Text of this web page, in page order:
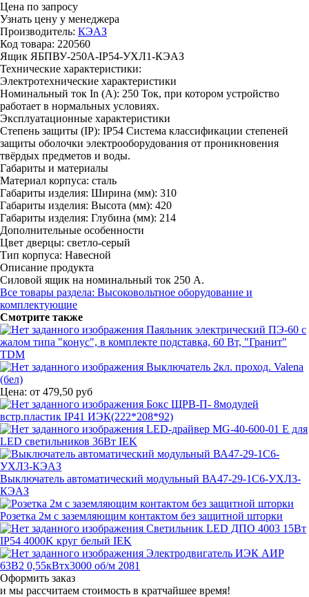
Цена по запросу
Узнать цену у менеджера
Производитель: КЭАЗ
Код товара: 220560
Ящик ЯБПВУ-250А-IP54-УХЛ1-КЭАЗ
Технические характеристики:
Электротехнические характеристики
Номинальный ток In (А): 250 Ток, при котором устройство
работает в нормальных условиях.
Эксплуатационные характеристики
Степень защиты (IP): IP54 Система классификации степеней
защиты оболочки электрооборудования от проникновения
твёрдых предметов и воды.
Габариты и материалы
Материал корпуса: сталь
Габариты изделия: Ширина (мм): 310
Габариты изделия: Высота (мм): 420
Габариты изделия: Глубина (мм): 214
Дополнительные особенности
Цвет дверцы: светло-серый
Тип корпуса: Навесной
Описание продукта
Силовой ящик на номинальный ток 250 А.
Все товары раздела: Высоковольтное оборудование и
комплектующие
Смотрите также
Паяльник электрический ПЭ-60 с
жалом типа "конус", в комплекте подставка, 60 Вт, "Гранит"
TDM
Выключатель 2кл. проход. Valena
(бел)
Цена: от 479,50 руб
Бокс ЩРВ-П- 8модулей
встр.пластик IP41 ИЭК(222*208*92)
LED-драйвер MG-40-600-01 E для
LED светильников 36Вт IEK
Выключатель автоматический модульный ВА47-29-1C6-УХЛ3-
КЭАЗ
Розетка 2м c заземляющим контактом без защитной шторки
Светильник LED ДПО 4003 15Вт
IP54 4000K круг белый IEK
Электродвигатель ИЭК АИР
63В2 0,55кВтx3000 об/м 2081
Оформить заказ
и мы рассчитаем стоимость в кратчайшее время!